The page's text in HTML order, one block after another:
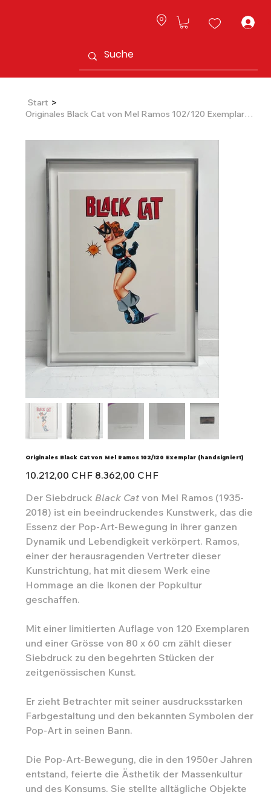
Start >
Originales Black Cat von Mel Ramos 102/120 Exemplar (handsigniert)
Originales Black Cat von Mel Ramos 102/120 Exemplar (handsigniert)
Ursprünglicher
Preis
10.212,00 CHF Angebotspreis
8.362,00 CHF
Der Siebdruck Black Catvon Mel Ramos (1935-
2018) ist ein beeindruckendes Kunstwerk, das die
Essenz der Pop-Art-Bewegung in ihrer ganzen
Dynamik und Lebendigkeit verkörpert. Ramos,
einer der herausragenden Vertreter dieser
Kunstrichtung, hat mit diesem Werk eine
Hommage an die Ikonen der Popkultur
geschaffen.
Mit einer limitierten Auflage von 120 Exemplaren
und einer Grösse von 80 x 60 cm zählt dieser
Siebdruck zu den begehrten Stücken der
zeitgenössischen Kunst.
Er zieht Betrachter mit seiner ausdrucksstarken
Farbgestaltung und den bekannten Symbolen der
Pop-Art in seinen Bann.
Die Pop-Art-Bewegung, die in den 1950er Jahren
entstand, feierte die Ästhetik der Massenkultur
und des Konsums. Sie stellte alltägliche Objekte